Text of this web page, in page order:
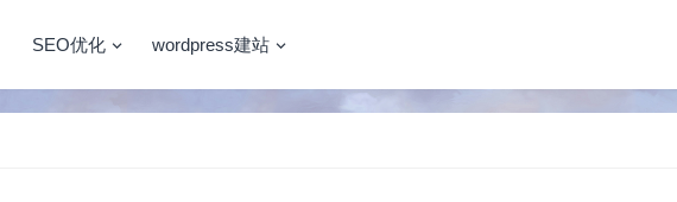
SEO优化 wordpress建站